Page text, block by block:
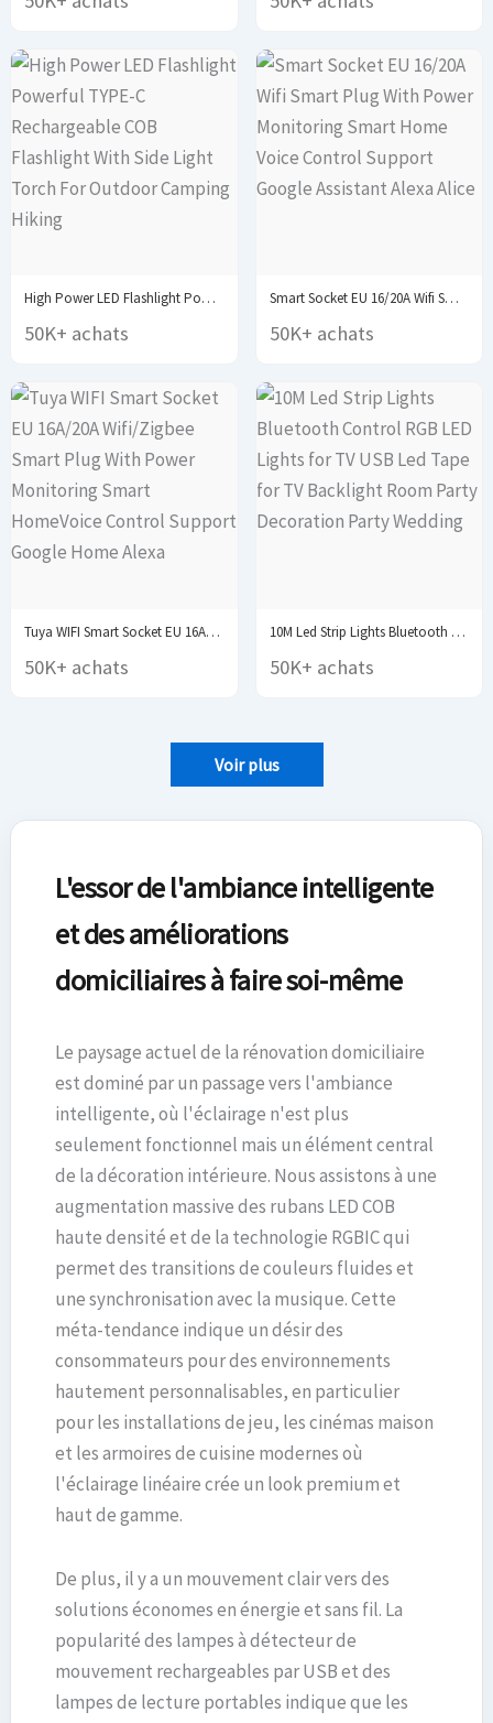
High Power LED Flashlight Powerful TYPE-C Rechargeable COB...
50K+ achats
Smart Socket EU 16/20A Wifi Smart Plug With...
50K+ achats
Tuya WIFI Smart Socket EU 16A/20A Wifi/Zigbee Smart...
50K+ achats
10M Led Strip Lights Bluetooth Control RGB LED...
50K+ achats
Voir plus
L'essor de l'ambiance intelligente
et des améliorations
domiciliaires à faire soi-même
Le paysage actuel de la rénovation domiciliaire
est dominé par un passage vers l'ambiance
intelligente, où l'éclairage n'est plus
seulement fonctionnel mais un élément central
de la décoration intérieure. Nous assistons à une
augmentation massive des rubans LED COB
haute densité et de la technologie RGBIC qui
permet des transitions de couleurs fluides et
une synchronisation avec la musique. Cette
méta-tendance indique un désir des
consommateurs pour des environnements
hautement personnalisables, en particulier
pour les installations de jeu, les cinémas maison
et les armoires de cuisine modernes où
l'éclairage linéaire crée un look premium et
haut de gamme.
De plus, il y a un mouvement clair vers des
solutions économes en énergie et sans fil. La
popularité des lampes à détecteur de
mouvement rechargeables par USB et des
lampes de lecture portables indique que les